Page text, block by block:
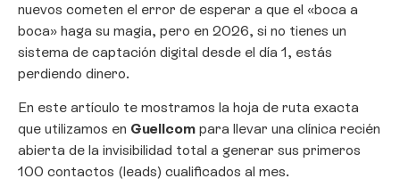
nuevos cometen el error de esperar a que el «boca a
boca» haga su magia, pero en 2026, si no tienes un
sistema de captación digital desde el día 1, estás
perdiendo dinero.
En este artículo te mostramos la hoja de ruta exacta
que utilizamos en Guellcom para llevar una clínica recién
abierta de la invisibilidad total a generar sus primeros
100 contactos (leads) cualificados al mes.